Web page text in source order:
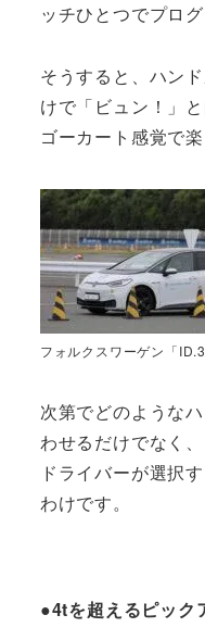
ッチひとつでプロ
そうすると、ハン
けで「ビュン！」
ゴーカート感覚で楽
フォルクスワーゲン「ID.3
次第でどのような
わせるだけでなく
ドライバーが選択
わけです。
●4tを超えるピック